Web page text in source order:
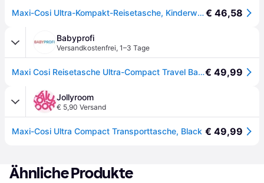
Maxi-Cosi Ultra-Kompakt-Reisetasche, Kinderwagen-Reisetasche, 67 x 45 x 28cm, kompatibel mit allen Maxi-Cosi Ultra-Kompakt-Kinderwagen und Buggys, Schwarz€ 46,58
Babyprofi
Versandkostenfrei, 1–3 Tage
Maxi Cosi Reisetasche Ultra-Compact Travel Bag 2 (Black) - Schwarz€ 49,99
Jollyroom
€ 5,90 Versand
Maxi-Cosi Ultra Compact Transporttasche, Black € 49,99
Ähnliche Produkte